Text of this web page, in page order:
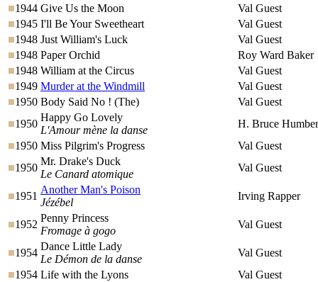
1944 Give Us the Moon
Val Guest
1945 I'll Be Your Sweetheart
Val Guest
1948 Just William's Luck
Val Guest
1948 Paper Orchid
Roy Ward Baker
1948 William at the Circus
Val Guest
1949 Murder at the Windmill
Val Guest
1950 Body Said No ! (The)
Val Guest
1950
Happy Go Lovely
L'Amour mène la danse
H. Bruce
1950 Miss Pilgrim's Progress
Val Guest
1950
Mr. Drake's Duck
Le Canard atomique
Val Guest
1951
Another Man's Poison
Jézébel
Irving Rapper
1952
Penny Princess
Fromage à gogo
Val Guest
1954
Dance Little Lady
Le Démon de la danse
Val Guest
1954 Life with the Lyons
Val Guest